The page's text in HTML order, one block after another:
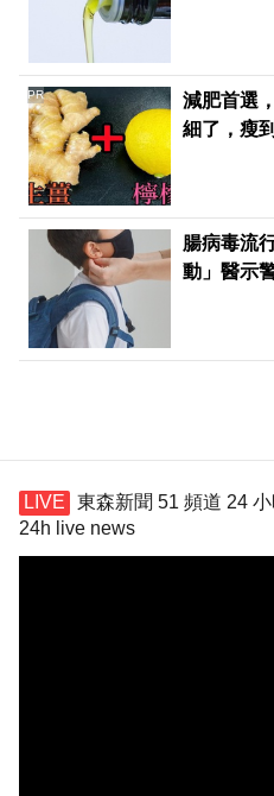
減肥首選
細了，瘦
PR
腸病毒流
動」醫示
東森新聞 51 頻道 24
24h live news